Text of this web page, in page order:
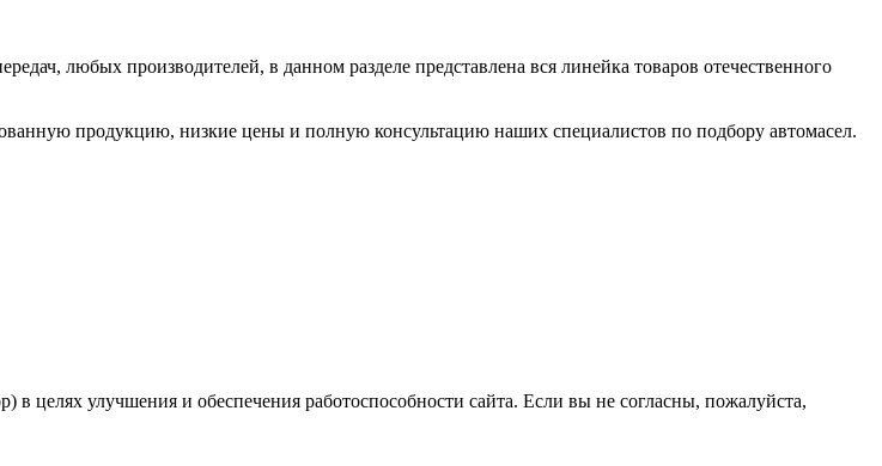
любых производителей, в данном разделе представлена вся линейка товаров отечественного
продукцию, низкие цены и полную консультацию наших специалистов по подбору автомасел.
целях улучшения и обеспечения работоспособности сайта. Если вы не согласны, пожалуйста,